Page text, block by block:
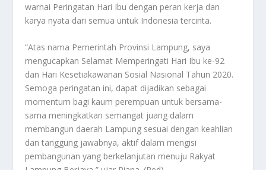
warnai Peringatan Hari Ibu dengan peran kerja dan
karya nyata dari semua untuk Indonesia tercinta.
“Atas nama Pemerintah Provinsi Lampung, saya
mengucapkan Selamat Memperingati Hari Ibu ke-92
dan Hari Kesetiakawanan Sosial Nasional Tahun 2020.
Semoga peringatan ini, dapat dijadikan sebagai
momentum bagi kaum perempuan untuk bersama-
sama meningkatkan semangat juang dalam
membangun daerah Lampung sesuai dengan keahlian
dan tanggung jawabnya, aktif dalam mengisi
pembangunan yang berkelanjutan menuju Rakyat